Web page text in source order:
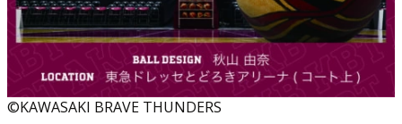
©KAWASAKI BRAVE THUNDERS